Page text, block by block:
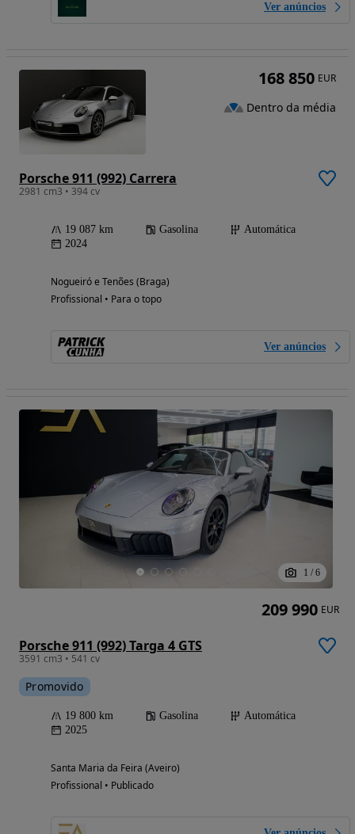
Ver anúncios
Porsche 911 (992) Carrera
2981 cm3 • 394 cv
19 087 km Gasolina
Automática
2024
Nogueiró e Tenões (Braga)
Profissional • Para o topo
Ver anúncios
168 850 EUR
Dentro da média
1 / 6
Porsche 911 (992) Targa 4 GTS
3591 cm3 • 541 cv
Promovido
19 800 km Gasolina
Automática
2025
Santa Maria da Feira (Aveiro)
Profissional • Publicado
209 990 EUR